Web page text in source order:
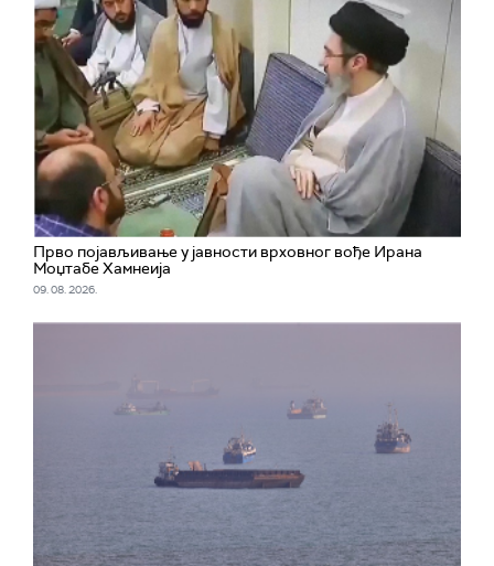
Прво појављивање у јавности врховног вође Ирана
Моџтабe Хамнеија
09. 08. 2026.